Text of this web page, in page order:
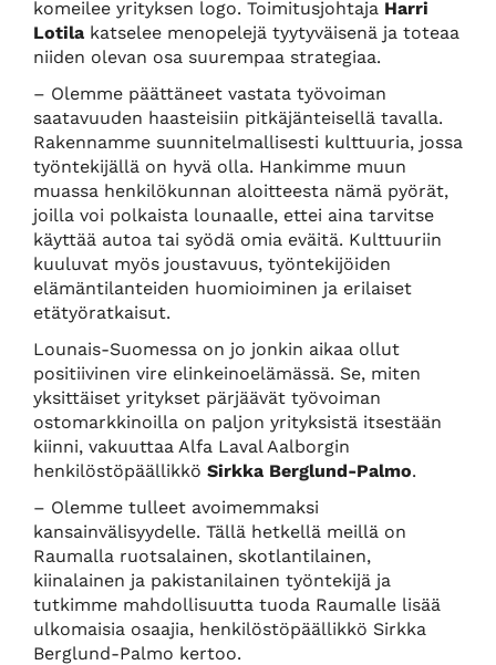
komeilee yrityksen logo. Toimitusjohtaja Harri
Lotila katselee menopelejä tyytyväisenä ja toteaa
niiden olevan osa suurempaa strategiaa.
– Olemme päättäneet vastata työvoiman
saatavuuden haasteisiin pitkäjänteisellä tavalla.
Rakennamme suunnitelmallisesti kulttuuria, jossa
työntekijällä on hyvä olla. Hankimme muun
muassa henkilökunnan aloitteesta nämä pyörät,
joilla voi polkaista lounaalle, ettei aina tarvitse
käyttää autoa tai syödä omia eväitä. Kulttuuriin
kuuluvat myös joustavuus, työntekijöiden
elämäntilanteiden huomioiminen ja erilaiset
etätyöratkaisut.
Lounais-Suomessa on jo jonkin aikaa ollut
positiivinen vire elinkeinoelämässä. Se, miten
yksittäiset yritykset pärjäävät työvoiman
ostomarkkinoilla on paljon yrityksistä itsestään
kiinni, vakuuttaa Alfa Laval Aalborgin
henkilöstöpäällikkö Sirkka Berglund-Palmo.
– Olemme tulleet avoimemmaksi
kansainvälisyydelle. Tällä hetkellä meillä on
Raumalla ruotsalainen, skotlantilainen,
kiinalainen ja pakistanilainen työntekijä ja
tutkimme mahdollisuutta tuoda Raumalle lisää
ulkomaisia osaajia, henkilöstöpäällikkö Sirkka
Berglund-Palmo kertoo.